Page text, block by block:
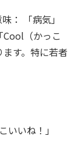
：
「病気」
Cool（かっこ
す。特に若者
いいね！」